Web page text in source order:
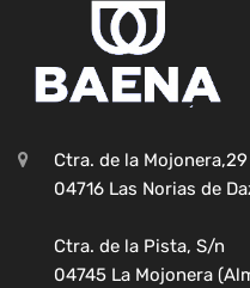
Ctra. de la Mojonera,29
04716 Las Norias de
Ctra. de la Pista, S/n
04745 La Mojonera